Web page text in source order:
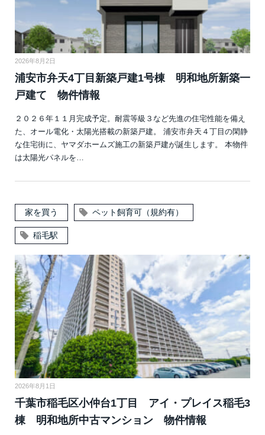
2026年8月2日
浦安市弁天4丁目新築戸建1号棟 明和地所新築一
戸建て 物件情報
２０２６年１１月完成予定。耐震等級３など先進の住宅性能を備え
た、オール電化・太陽光搭載の新築戸建。 浦安市弁天４丁目の閑静
な住宅街に、ヤマダホームズ施工の新築戸建が誕生します。 本物件
は太陽光パネルを…
家を買う ペット飼育可（規約有）
稲毛駅
2026年8月1日
千葉市稲毛区小仲台1丁目 アイ・プレイス稲毛3
棟 明和地所中古マンション 物件情報